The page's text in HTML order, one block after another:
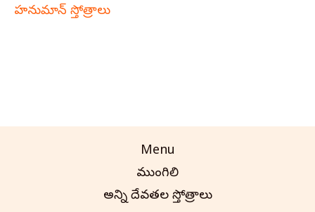
హనుమాన్ స్తోత్రాలు
Menu
ముంగిలి
అన్ని దేవతల స్తోత్రాలు